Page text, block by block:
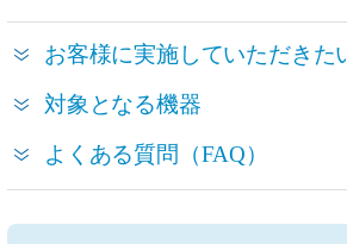
お客様に実施していただきた
対象となる機器
よくある質問（FAQ）